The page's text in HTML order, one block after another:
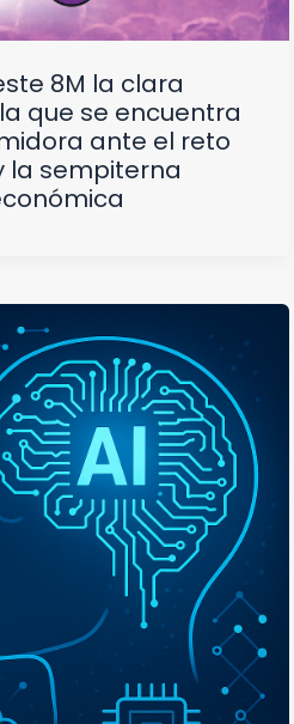
8M la clara
que se encuentra
ante el reto
la sempiterna